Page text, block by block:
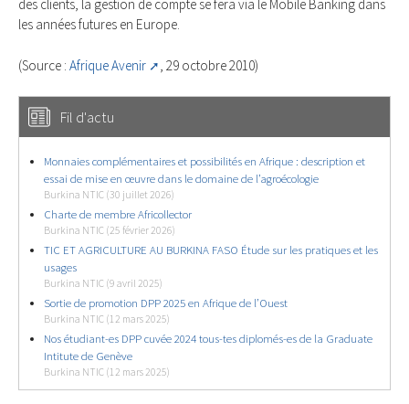
des clients, la gestion de compte se fera via le Mobile Banking dans
les an­nées futures en Europe.
(Source : Afrique Avenir , 29 octobre 2010)
Fil d'actu
Monnaies complémentaires et possibilités en Afrique : description et
essai de mise en œuvre dans le domaine de l’agroécologie
Burkina NTIC (30 juillet 2026)
Charte de membre Africollector
Burkina NTIC (25 février 2026)
TIC ET AGRICULTURE AU BURKINA FASO Étude sur les pratiques et les
usages
Burkina NTIC (9 avril 2025)
Sortie de promotion DPP 2025 en Afrique de l’Ouest
Burkina NTIC (12 mars 2025)
Nos étudiant-es DPP cuvée 2024 tous-tes diplomés-es de la Graduate
Intitute de Genève
Burkina NTIC (12 mars 2025)